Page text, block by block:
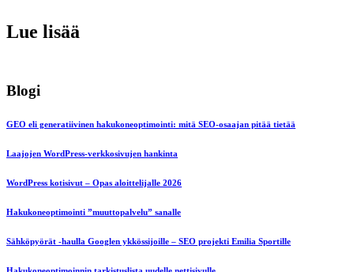
Lue lisää
Blogi
GEO eli generatiivinen hakukoneoptimointi: mitä SEO-osaajan pitää tietää
Laajojen WordPress-verkkosivujen hankinta
WordPress kotisivut – Opas aloittelijalle 2026
Hakukoneoptimointi ”muuttopalvelu” sanalle
Sähköpyörät -haulla Googlen ykkössijoille – SEO projekti Emilia Sportille